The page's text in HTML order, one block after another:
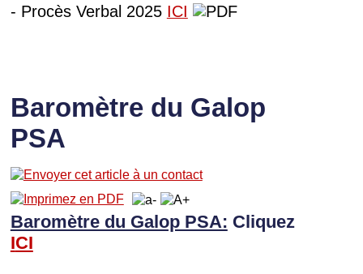
- Procès Verbal 2025 ICI
Baromètre du Galop
PSA
Baromètre du Galop PSA: Cliquez
ICI